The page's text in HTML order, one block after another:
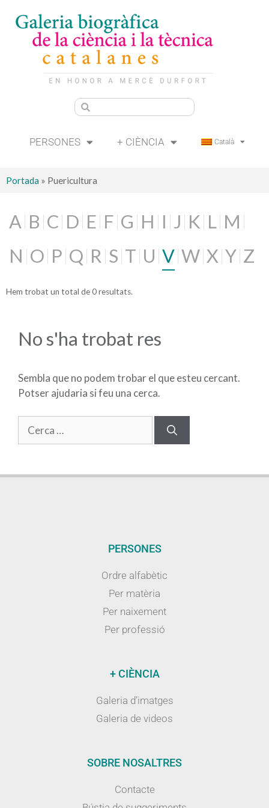
PERSONES + CIÈNCIA Català
Portada » Puericultura
A B C D E F G H I J K L M
N O P Q R S T U V W X Y Z
Hem trobat un total de 0 resultats.
No s'ha trobat res
Sembla que no podem trobar el que esteu cercant.
Potser ajudaria si feu una cerca.
PERSONES
Ordre alfabètic
Per matèria
Per naixement
Per professió
+ CIÈNCIA
Galeria d’imatges
Galeria de videos
SOBRE NOSALTRES
Contacte